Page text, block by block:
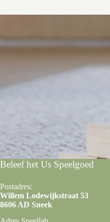
Beleef het Us Speelgoed
Postadres:
Willem Lodewijkstraat 53
8606 AD Sneek